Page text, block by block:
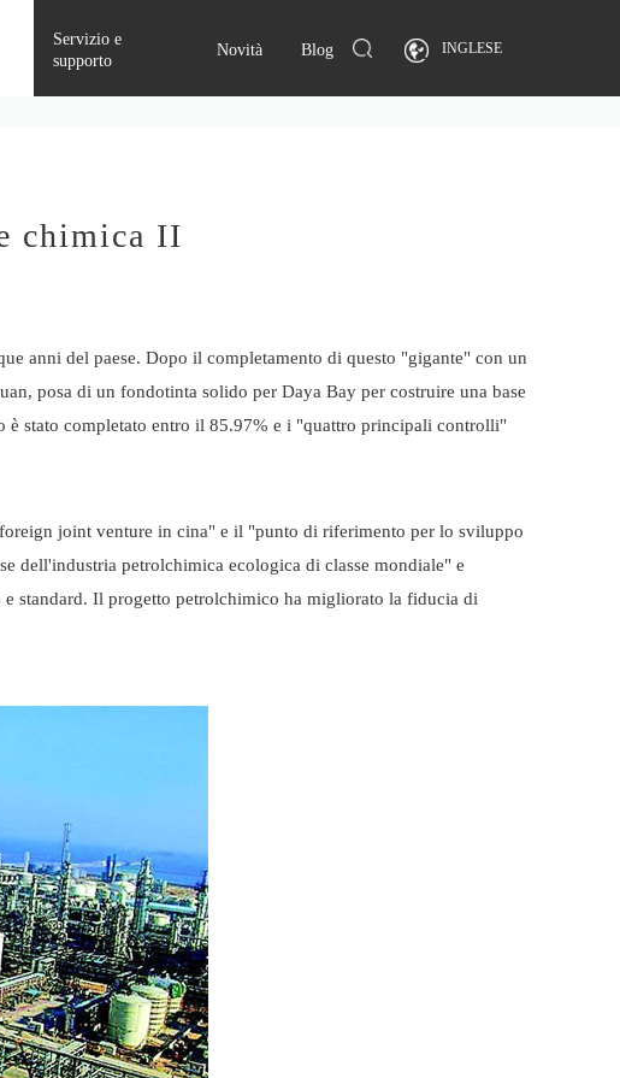
Servizio e
supporto
Novità Blog INGLESE
chimica II
anni del paese. Dopo il completamento di questo "gigante" con un
posa di un fondotinta solido per Daya Bay per costruire una base
è stato completato entro il 85.97% e i "quattro principali controlli"
joint venture in cina" e il "punto di riferimento per lo sviluppo
dell'industria petrolchimica ecologica di classe mondiale" e
standard. Il progetto petrolchimico ha migliorato la fiducia di